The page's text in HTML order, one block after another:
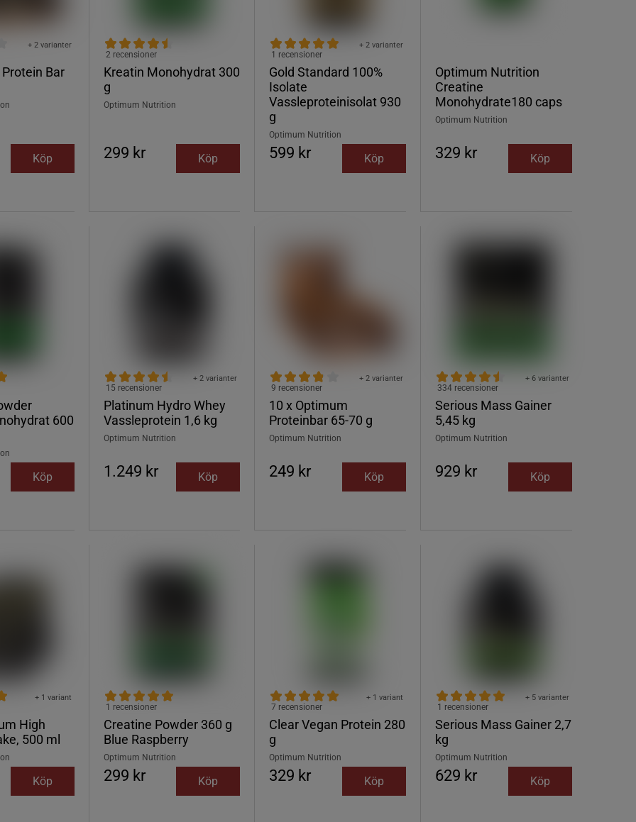
Bar
+ 2 varianter
Köp
Kreatin Monohydrat 300
g
2 recensioner
Optimum Nutrition
299 kr Köp
Gold Standard 100%
Isolate
Vassleproteinisolat 930
g
+ 2 varianter
1 recensioner
Optimum Nutrition
599 kr Köp
Optimum Nutrition
Creatine
Monohydrate180 caps
Optimum Nutrition
329 kr Köp
600
Köp
Platinum Hydro Whey
Vassleprotein 1,6 kg
+ 2 varianter
15 recensioner
Optimum Nutrition
1.249 kr Köp
10 x Optimum
Proteinbar 65-70 g
+ 2 varianter
9 recensioner
Optimum Nutrition
249 kr Köp
Serious Mass Gainer
5,45 kg
+ 6 varianter
334 recensioner
Optimum Nutrition
929 kr Köp
High
500 ml
+ 1 variant
Köp
Creatine Powder 360 g
Blue Raspberry
1 recensioner
Optimum Nutrition
299 kr Köp
Clear Vegan Protein 280
g
+ 1 variant
7 recensioner
Optimum Nutrition
329 kr Köp
Serious Mass Gainer 2,7
kg
+ 5 varianter
1 recensioner
Optimum Nutrition
629 kr Köp